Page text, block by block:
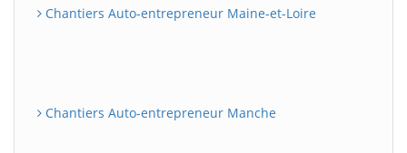
Chantiers Auto-entrepreneur Maine-et-Loire
Chantiers Auto-entrepreneur Manche